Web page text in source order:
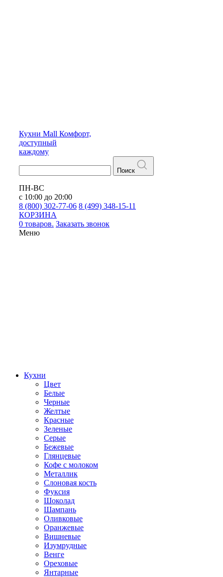
Кухни Mall Комфорт,
доступный
каждому
Поиск
ПН-ВС
с 10:00 до 20:00
8 (800) 302-77-06 8 (499) 348-15-11
КОРЗИНА
0 товаров. Заказать звонок
Меню
Кухни
Цвет
Белые
Черные
Желтые
Красные
Зеленые
Серые
Бежевые
Глянцевые
Кофе с молоком
Металлик
Слоновая кость
Фуксия
Шоколад
Шампань
Оливковые
Оранжевые
Вишневые
Изумрудные
Венге
Ореховые
Янтарные